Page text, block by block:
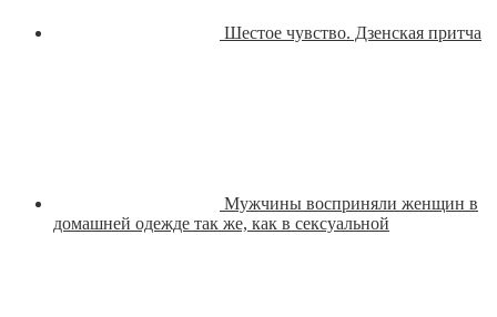
Шестое чувство. Дзенская притча
Мужчины восприняли женщин в
домашней одежде так же, как в сексуальной